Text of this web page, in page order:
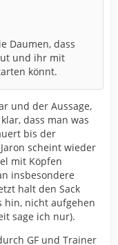
Daumen, dass
und ihr mit
könnt.
und der Aussage,
dass man was
bis der
scheint wieder
mit Köpfen
insbesondere
halt den Sack
hin, nicht aufgehen
sage ich nur).
GF und Trainer